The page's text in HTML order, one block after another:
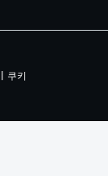
쿠키